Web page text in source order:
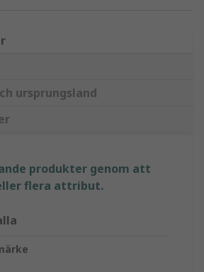
ursprungsland
produkter genom att
flera attribut.